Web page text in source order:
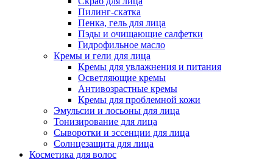
Пилинг-скатка
Пенка, гель для лица
Пэды и очищающие салфетки
Гидрофильное масло
Кремы и гели для лица
Кремы для увлажнения и питания
Осветляющие кремы
Антивозрастные кремы
Кремы для проблемной кожи
Эмульсии и лосьоны для лица
Тонизирование для лица
Сыворотки и эссенции для лица
Солнцезащита для лица
Косметика для волос